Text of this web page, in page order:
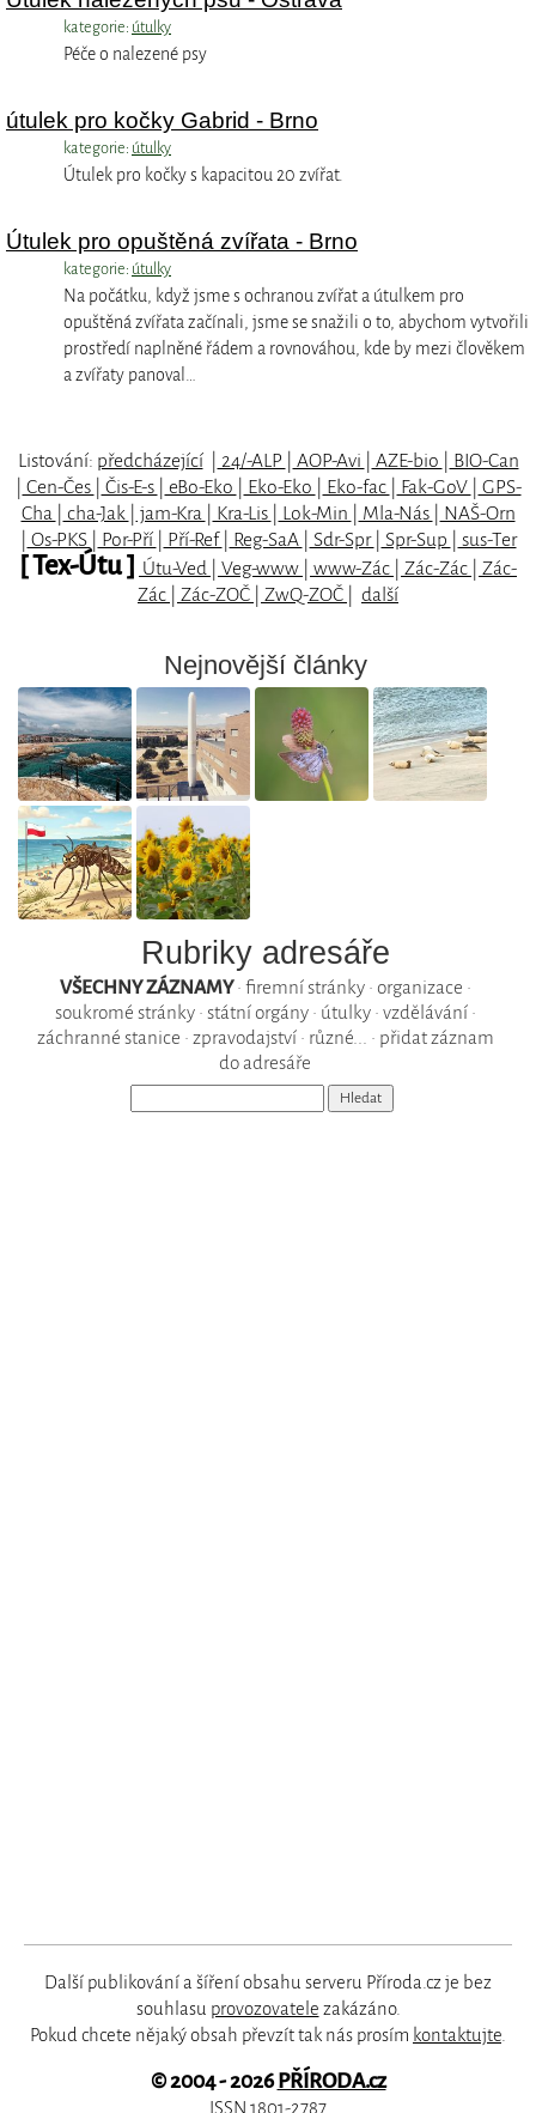
kategorie: útulky
Péče o nalezené psy
útulek pro kočky Gabrid - Brno
kategorie: útulky
Útulek pro kočky s kapacitou 20 zvířat.
Útulek pro opuštěná zvířata - Brno
kategorie: útulky
Na počátku, když jsme s ochranou zvířat a útulkem pro
opuštěná zvířata začínali, jsme se snažili o to, abychom vytvořili
prostředí naplněné řádem a rovnováhou, kde by mezi člověkem
a zvířaty panoval…
Listování: předcházející| 24/-ALP AOP-Avi AZE-bio
BIO-Can
Cen-Čes Čis-E-s eBo-Eko Eko-Eko Eko-fac Fak-GoV
GPS-
Cha
cha-Jak jam-Kra Kra-Lis Lok-Min Mla-Nás
NAŠ-Orn
Os-PKS Por-Pří Pří-Ref Reg-SaA Sdr-Spr Spr-Sup sus-Ter
[ Tex-Útu ] Útu-Ved Veg-www www-Zác Zác-Zác
Zác-
Zác
Zác-ZOČ ZwQ-ZOČ další
Nejnovější články
Rubriky adresáře
VŠECHNY ZÁZNAMY• firemní stránky• organizace •
soukromé stránky• státní orgány• útulky• vzdělávání•
záchranné stanice • zpravodajství• různé... • přidat záznam
do adresáře
Další publikování a šíření obsahu serveru Příroda.cz je bez
souhlasu provozovatele zakázáno.
Pokud chcete nějaký obsah převzít tak nás prosím kontaktujte
© 2004 - 2026PŘÍRODA.cz
ISSN 1801-2787